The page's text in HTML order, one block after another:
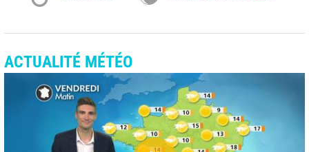
ACTUALITÉ MÉTÉO